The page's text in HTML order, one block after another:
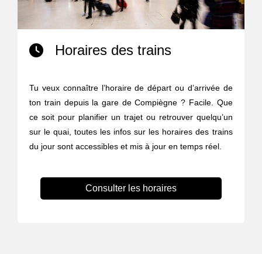
Horaires des trains
Tu veux connaître l’horaire de départ ou d’arrivée de
ton train depuis la gare de Compiègne ? Facile. Que
ce soit pour planifier un trajet ou retrouver quelqu’un
sur le quai, toutes les infos sur les horaires des trains
du jour sont accessibles et mis à jour en temps réel.
Consulter les horaires